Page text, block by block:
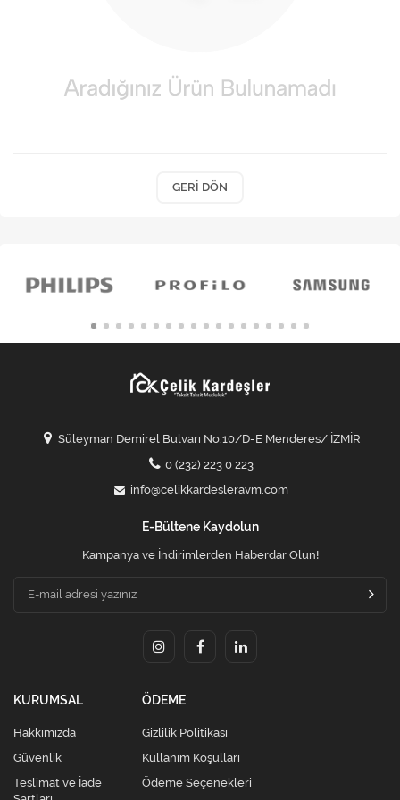
Ev Tekstili
GERI DÖN
Süleyman Demirel Bulvarı No:10/D-E Menderes/ İZMİR
0 (232) 223 0 223
info@celikkardesleravm.com
E-Bültene Kaydolun
Kampanya ve İndirimlerden Haberdar Olun!
KURUMSAL
Hakkımızda
Güvenlik
Teslimat ve İade
ÖDEME
Gizlilik Politikası
Kullanım Koşulları
Ödeme Seçenekleri